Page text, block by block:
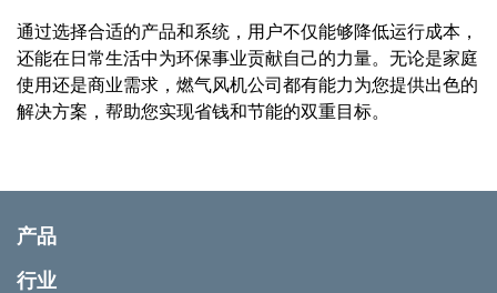
通过选择合适的产品和系统，用户不仅能够降低运行成本，
还能在日常生活中为环保事业贡献自己的力量。无论是家庭
使用还是商业需求，燃气风机公司都有能力为您提供出色的
解决方案，帮助您实现省钱和节能的双重目标。
产品
行业